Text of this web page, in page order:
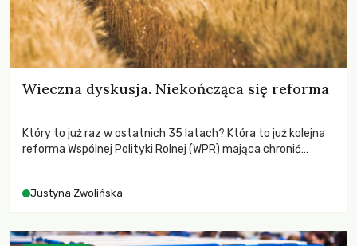
Wieczna dyskusja. Niekończąca się reforma
Który to już raz w ostatnich 35 latach? Która to już kolejna
reforma Wspólnej Polityki Rolnej (WPR) mająca chronić
Justyna Zwolińska